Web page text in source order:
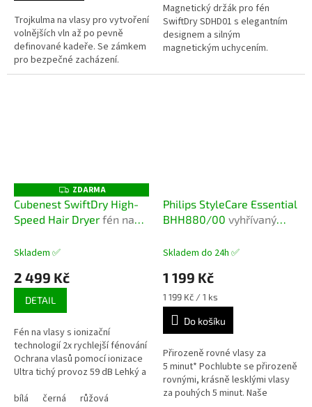
Trojkulma na vlasy pro vytvoření
volnějších vln až po pevně
definované kadeře. Se zámkem
pro bezpečné zacházení.
5
hvězdiček.
Magnetický držák pro fén
SwiftDry SDHD01 s elegantním
designem a silným
magnetickým uchycením.
šroubků nebo lepidla (obojí v
Z
D
A
R
ZDARMA
Cubenest SwiftDry High-
Speed Hair Dryer fén na
technologií
Skladem ✅
2 499 Kč
DETAIL
Fén na vlasy s ionizační
technologií 2x rychlejší fénování
Ochrana vlasů pomocí ionizace
Ultra tichý provoz 59 dB Lehký a
funkci studeného...
bílá černá růžová
Philips StyleCare Essential
BHH880/00 vyhřívaný
vlasů
Skladem do 24h ✅
1 199 Kč
Měrná
cena:
1 199 Kč / 1 ks
Do košíku
Přirozeně rovné vlasy za
5 minut* Pochlubte se přirozeně
rovnými, krásně lesklými vlasy
za pouhých 5 minut. Naše